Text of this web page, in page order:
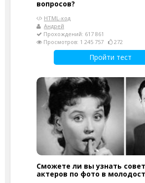
вопросов?
HTML-код
Андрей
Прохождений: 617 861
Просмотров: 1 245 757
272
Пройти тест
Сможете ли вы узнать
актеров по фото в